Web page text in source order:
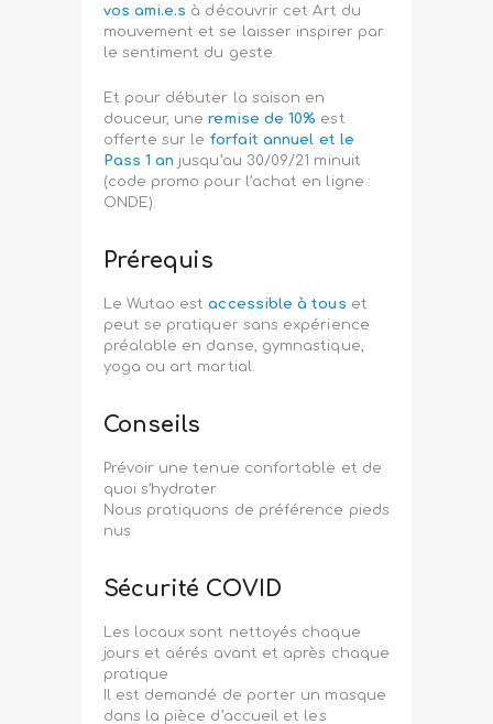
vos ami.e.s à découvrir cet Art du
mouvement et se laisser inspirer par
le sentiment du geste.
Et pour débuter la saison en
douceur, uneremise de 10% est
offerte sur le forfait annuel et le
Pass 1 an jusqu’au 30/09/21 minuit
(code promo pour l’achat en ligne :
ONDE).
Prérequis
Le Wutao estaccessible à tous et
peut se pratiquer sans expérience
préalable en danse, gymnastique,
yoga ou art martial.
Conseils
Prévoir une tenue confortable et de
quoi s’hydrater
Nous pratiquons de préférence pieds
nus
Sécurité COVID
Les locaux sont nettoyés chaque
jours et aérés avant et après chaque
pratique
Il est demandé de porter un masque
dans la pièce d’accueil et les